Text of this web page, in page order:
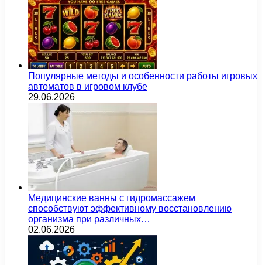
Популярные методы и особенности работы игровых
автоматов в игровом клубе
29.06.2026
Медицинские ванны с гидромассажем
способствуют эффективному восстановлению
организма при различных…
02.06.2026